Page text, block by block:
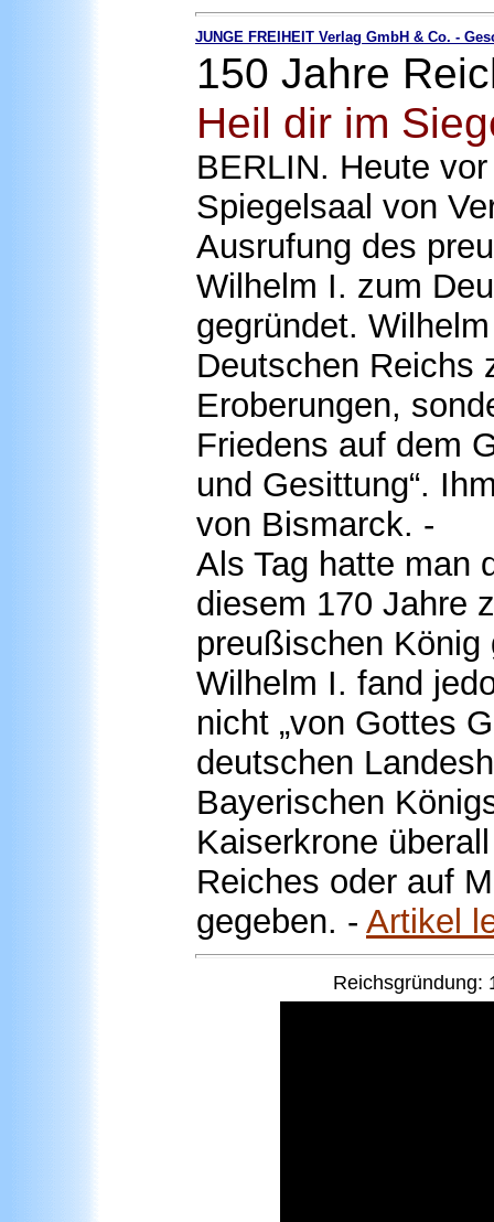
JUNGE FREIHEIT Verlag GmbH & Co. -
150 Jahre
Heil dir im
BERLIN. Heute
Spiegelsaal von
Ausrufung des
Wilhelm I. zum
gegründet.
Deutschen Reichs
Eroberungen,
Friedens auf dem
und Gesittung“.
von Bismarck. -
Als Tag hatte man
diesem 170 Jahre
preußischen König
Wilhelm I. fand
nicht „von Gottes
deutschen
Bayerischen
Kaiserkrone
Reiches oder auf
gegeben. - Artikel
Reichsgründung: